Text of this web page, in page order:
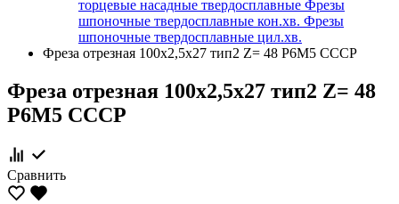
торцевые насадные твердосплавные Фрезы
шпоночные твердосплавные кон.хв. Фрезы
шпоночные твердосплавные цил.хв.
Фреза отрезная 100х2,5х27 тип2 Z= 48 Р6М5 СССР
Фреза отрезная 100х2,5х27 тип2 Z= 48
Р6М5 СССР
Сравнить